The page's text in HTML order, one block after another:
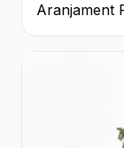
Aranjament
Albi